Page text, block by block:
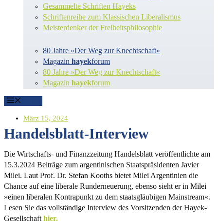
Gesammelte Schriften Hayeks
Schriftenreihe zum Klassischen Liberalismus
Meisterdenker der Freiheitsphilosophie
80 Jahre »Der Weg zur Knechtschaft«
Magazin hayekforum
80 Jahre »Der Weg zur Knechtschaft«
Magazin hayekforum
März 15, 2024
Handelsblatt-Interview
Die Wirtschafts- und Finanzzeitung Handels­­­blatt veröf­fent­lichte am
15.3.2024 Beiträge zum argenti­nischen Staats­präsi­denten Javier
Milei. Laut Prof. Dr. Stefan Kooths bietet Milei Argentinien die
Chance auf eine liberale Runderneuerung, ebenso sieht er in Milei
»einen liberalen Kontra­punkt zu dem staats­gläu­bigen Mainstream«.
Lesen Sie das vollständige Interview des Vorsitzenden der Hayek-
Gesellschaft hier.